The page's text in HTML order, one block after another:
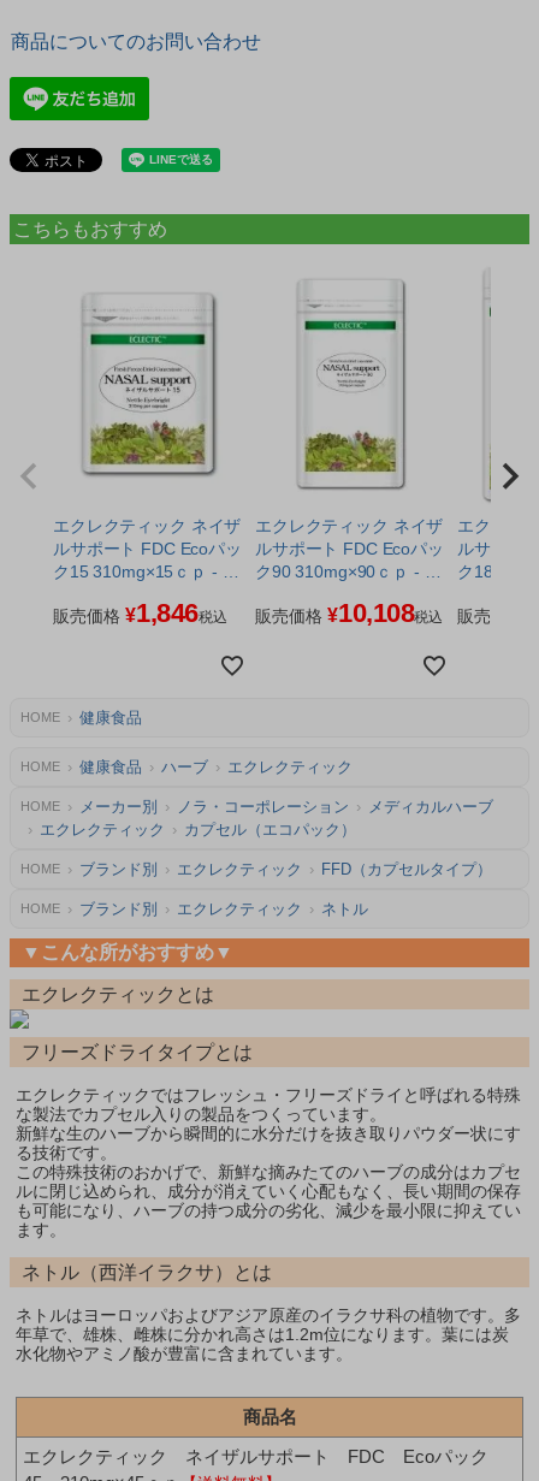
商品についてのお問い合わせ
こちらもおすすめ
エクレクティック ネイザ
ルサポート FDC Ecoパッ
ク15 310mg×15ｃｐ - ノ
ネコポス対応商品
販売価格 ¥1,846税込
エクレクティック ネイザ
ルサポート FDC Ecoパッ
ク90 310mg×90ｃｐ - ノ
ネコポス対応商品
販売価格 ¥10,108税込
エクレク
ルサポート
ク180
販売価格
HOME 健康食品
HOME 健康食品 ハーブ エクレクティック
HOME メーカー別 ノラ・コーポレーション
メディカルハーブ
エクレクティック
カプセル（エコパック）
HOME ブランド別 エクレクティック FFD（カプセルタイプ）
HOME ブランド別 エクレクティック ネトル
▼こんな所がおすすめ▼
エクレクティックとは
フリーズドライタイプとは
エクレクティックではフレッシュ・フリーズドライと呼ばれる特殊
な製法でカプセル入りの製品をつくっています。
新鮮な生のハーブから瞬間的に水分だけを抜き取りパウダー状にす
る技術です。
この特殊技術のおかげで、新鮮な摘みたてのハーブの成分はカプセ
ルに閉じ込められ、成分が消えていく心配もなく、長い期間の保存
も可能になり、ハーブの持つ成分の劣化、減少を最小限に抑えてい
ます。
ネトル（西洋イラクサ）とは
ネトルはヨーロッパおよびアジア原産のイラクサ科の植物です。多
年草で、雄株、雌株に分かれ高さは1.2m位になります。葉には炭
水化物やアミノ酸が豊富に含まれています。
商品名
エクレクティック ネイザルサポート FDC Ecoパック